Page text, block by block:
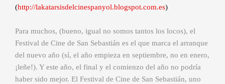
(http://lakatarsisdelcinespanyol.blogspot.com.es)
Para muchos, (bueno, igual no somos tantos los locos), el
Festival de Cine de San Sebastián es el que marca el arranque
del nuevo año (sí, el año empieza en septiembre, no en enero,
¡leñe!). Y este año, el final y el comienzo del año no podría
haber sido mejor. El Festival de Cine de San Sebastián, uno